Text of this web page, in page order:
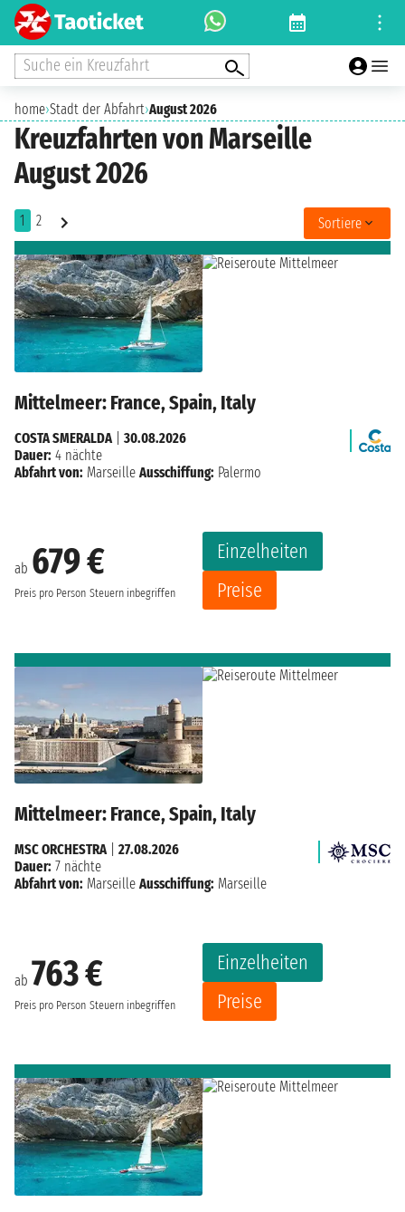
Suche ein Kreuzfahrt
home›Stadt der Abfahrt›August 2026
Kreuzfahrten von Marseille
August 2026
1 2 Sortiere
Mittelmeer: France, Spain, Italy
ab 679 €
Preis pro Person Steuern inbegriffen
Einzelheiten
Preise
COSTA SMERALDA
30.08.2026
Dauer: 4 nächte
Abfahrt von: Marseille Ausschiffung: Palermo
Mittelmeer: France, Spain, Italy
ab 763 €
Preis pro Person Steuern inbegriffen
Einzelheiten
Preise
MSC ORCHESTRA| 27.08.2026
Dauer: 7 nächte
Abfahrt von: Marseille Ausschiffung: Marseille